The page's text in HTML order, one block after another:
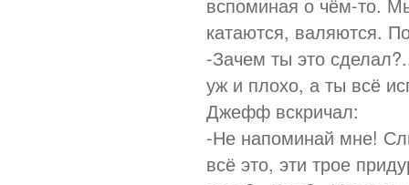
катаются, валяются.
-Зачем ты это
уж и плохо, а ты всё
Джефф вскричал:
-Не напоминай мне!
всё это, эти трое